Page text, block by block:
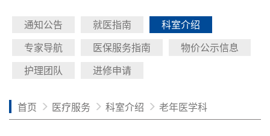
通知公告 就医指南
科室介绍
专家导航
医保服务指南
物价公示信息
护理团队
进修申请
首页 医疗服务 科室介绍 老年医学科